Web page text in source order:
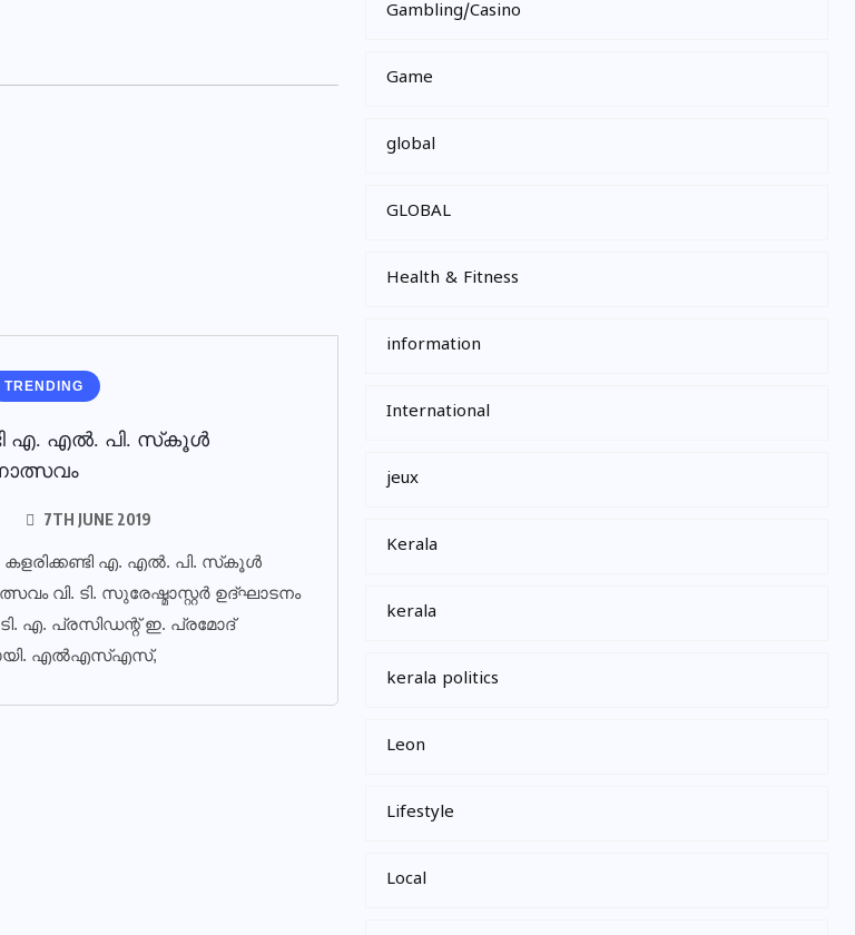
TRENDING
എ. എല്‍. പി. സ്‌കൂള്‍
7TH JUNE 2019
കളരിക്കണ്ടി എ. എല്‍. പി. സ്‌കൂള്‍
വി. ടി. സുരേഷ്മാസ്റ്റര്‍ ഉദ്ഘാടനം
എ. പ്രസിഡന്റ് ഇ. പ്രമോദ്
എല്‍എസ്എസ്,
Gambling/Casino
Game
global
GLOBAL
Health & Fitness
information
International
jeux
Kerala
kerala
kerala politics
Leon
Lifestyle
Local